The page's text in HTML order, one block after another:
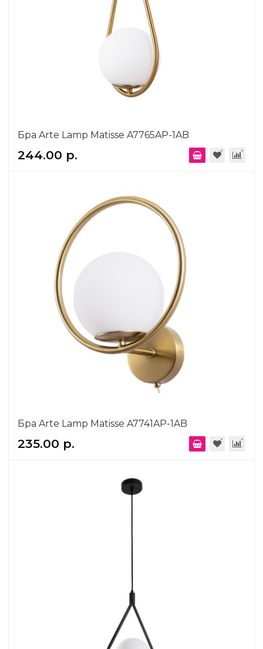
Бра Arte Lamp Matisse A7765AP-1AB
244.00 р.
Бра Arte Lamp Matisse A7741AP-1AB
235.00 р.